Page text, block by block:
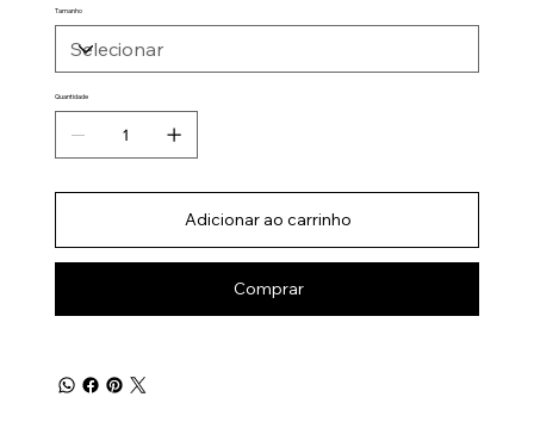
Tamanho
Quantidade
Adicionar ao carrinho
Comprar